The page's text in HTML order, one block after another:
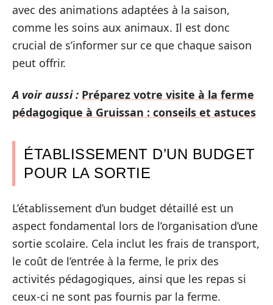
avec des animations adaptées à la saison,
comme les soins aux animaux. Il est donc
crucial de s’informer sur ce que chaque saison
peut offrir.
A voir aussi : Préparez votre visite à la ferme
pédagogique à Gruissan : conseils et astuces
ÉTABLISSEMENT D’UN BUDGET
POUR LA SORTIE
L’établissement d’un budget détaillé est un
aspect fondamental lors de l’organisation d’une
sortie scolaire. Cela inclut les frais de transport,
le coût de l’entrée à la ferme, le prix des
activités pédagogiques, ainsi que les repas si
ceux-ci ne sont pas fournis par la ferme.